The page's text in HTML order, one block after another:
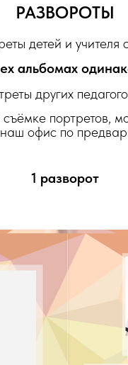
РАЗВОРОТЫ
детей и
альбомах
других
портретов,
офис по
1 разворот